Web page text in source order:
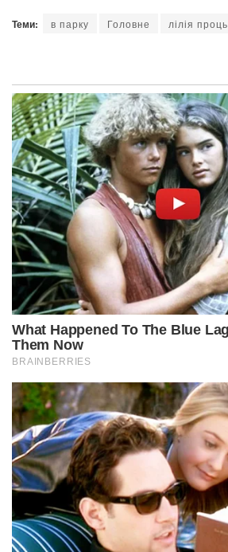
Теми: в парку Головне лілія проць